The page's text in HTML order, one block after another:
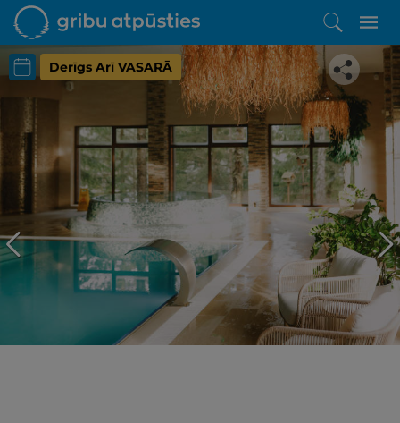
Derīgs Arī VASARĀ
Iepatikās šis piedāvājums?
Līdz brīnišķīgai atpūtai atlikuši tikai daži soļi
PĒRKU